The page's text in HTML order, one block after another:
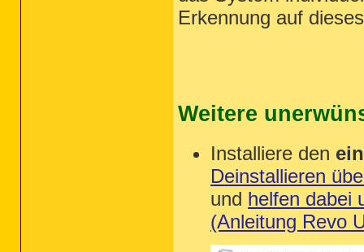
Erkennung auf
Weitere
Installiere den
Deinstallieren
und helfen dabei
(Anleitung Revo